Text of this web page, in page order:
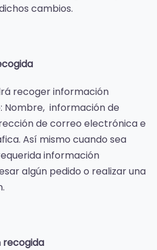
cambios.
recoger información
Nombre, información de
de correo electrónica e
Así mismo cuando sea
información
algún pedido o realizar una
recogida